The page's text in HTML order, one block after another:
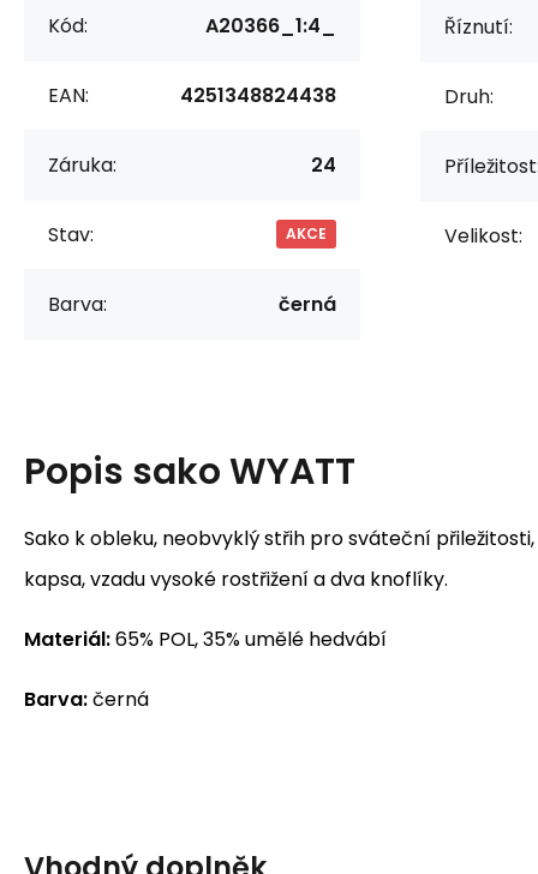
Kód: A20366_1:4_
EAN: 4251348824438
Záruka: 24
Stav: AKCE
Barva: černá
Říznutí:
Druh:
Velikost:
Popis sako WYATT
Sako k obleku, neobvyklý střih pro sváteční
kapsa, vzadu vysoké rostřižení a dva knoflíky.
Materiál:65% POL, 35% umělé hedvábí
Barva:černá